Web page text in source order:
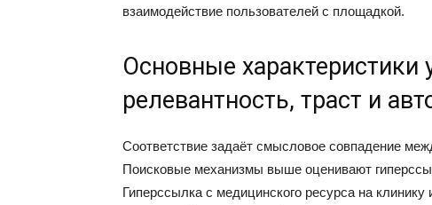
взаимодействие пользователей с площадкой.
Основные характеристики
релевантность, траст и
Соответствие задаёт смысловое совпадение
Поисковые механизмы выше оценивают
Гиперссылка с медицинского ресурса на